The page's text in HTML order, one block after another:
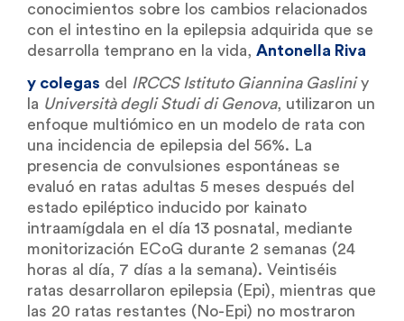
conocimientos sobre los cambios relacionados
con el intestino en la epilepsia adquirida que se
desarrolla temprano en la vida, Antonella Riva
y colegas del IRCCS Istituto Giannina Gasliniy
la Università degli Studi di Genova, utilizaron un
enfoque multiómico en un modelo de rata con
una incidencia de epilepsia del 56%. La
presencia de convulsiones espontáneas se
evaluó en ratas adultas 5 meses después del
estado epiléptico inducido por kainato
intraamígdala en el día 13 posnatal, mediante
monitorización ECoG durante 2 semanas (24
horas al día, 7 días a la semana). Veintiséis
ratas desarrollaron epilepsia (Epi), mientras que
las 20 ratas restantes (No-Epi) no mostraron